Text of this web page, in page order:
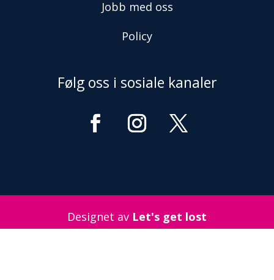
Jobb med oss
Policy
Følg oss i sosiale kanaler
Designet av Let's get lost